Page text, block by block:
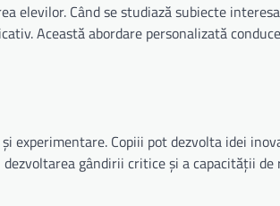
elevilor. Când se studiază subiecte
Această abordare personalizată
experimentare. Copiii pot dezvolta idei
gândirii critice și a capacității de